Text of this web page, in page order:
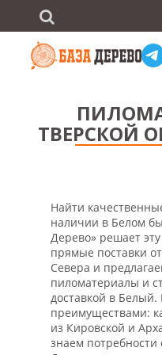
ТВЕРСКОЙ
Найти
наличии в Белом
Дерево» решает
прямые поставки
Севера и
пиломатериалы и
доставкой в
преимуществами:
из Кировской и
знаем потребности